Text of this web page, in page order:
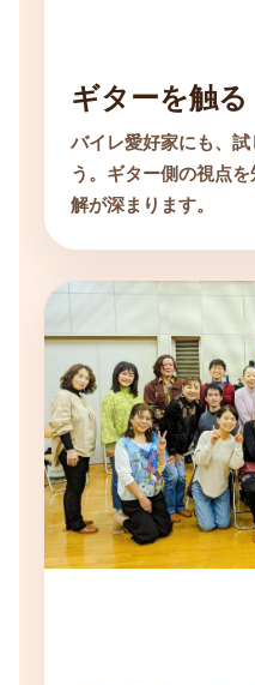
ギターを触る
バイレ愛好家にも、
う。ギター側の視点
解が深まります。